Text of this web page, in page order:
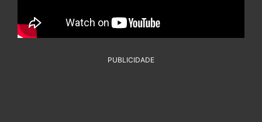
PUBLICIDADE